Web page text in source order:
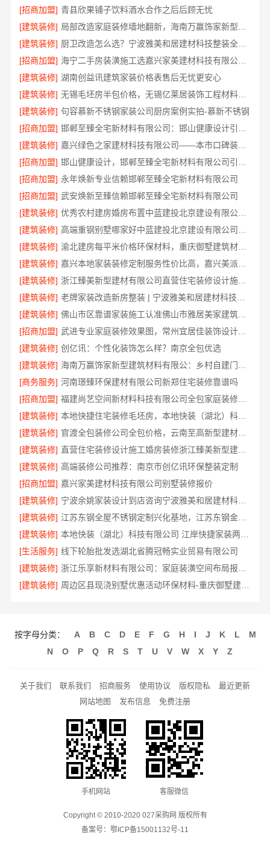
[招商加盟] 青县欣果铺子饮料酒水合作之后后顾无忧
[建筑装修]
[建筑装修]
厨卫改造怎么选？宁波雅美和居建材科技整装全包设计
[招商加盟]
海宁二手房装潢施工选嘉兴家美建材科技有限公司更省心
[建筑装修] 湖南创益讯建筑家装价格表售后无忧更安心
[建筑装修]
无锡毛坯房半包价格，无锡亿莱居装饰工程材料有限公司
[建筑装修] 句容慕新不锈钢家装公司厨房案例实拍-慕新不锈钢
[招商加盟]
[建筑装修]
嘉兴绿色之家建材科技有限公司——本市口碑装修服务实惠优选
[招商加盟]
[招商加盟] 永年焕新专业信赖邯郸至臻全宅新材料有限公司
[招商加盟] 武安焕新至臻信赖邯郸至臻全宅新材料有限公司
[建筑装修]
优秀农村建房婚房布置中蓝建投北京建设有限公司四川
[建筑装修]
[建筑装修]
渝北建房每平米价格环保材料，重庆御墅建筑材料有限公司
[建筑装修]
[建筑装修]
浙江臻美新型建材有限公司直营住宅装修设计施工婚房
[建筑装修]
[建筑装修]
佛山市区靠谱家装施工认准佛山市雅居美家建筑装饰工程有限公司
[招商加盟]
武进专业家庭装修效果图，常州宜居佳装饰设计精选
[建筑装修] 创亿讯：个性化装饰怎么样？南京全包优选
[建筑装修]
[商务服务] 河南璟臻环保建材有限公司新郑住宅装修靠谱吗
[招商加盟]
福建尚艺空间新材料科技有限公司全包家庭装修口碑优选口碑之选
[建筑装修]
本地快捷住宅装修毛坯房，本地快装（湖北）科技有限公司透明报价
[建筑装修]
官渡全包装修公司全包价格，云南至高新型建材有限公司闭口合同
[建筑装修]
直营住宅装修设计施工婚房装修浙江臻美新型建材有限公司
[建筑装修] 高端装修公司推荐：南京市创亿讯环保整装定制
[招商加盟] 嘉兴家美建材科技有限公司别墅装修报价
[建筑装修]
宁波余姚家装设计到店咨询宁波雅美和居建材科技有限公司
[建筑装修]
江苏东钢全屋不锈钢定制兴化基地，江苏东钢金属科技有限公司
[建筑装修]
本地快装（湖北）科技有限公司 江岸快捷家装两房一厅透明报价省心入住
[生活服务] 线下轮胎批发选湖北省腾冠畅实业贸易有限公司
[建筑装修]
[建筑装修]
周边区县现浇别墅优惠活动环保材料-重庆御墅建筑材料有限公司
按字母分类： A B C D E F G H I J K L
M
N
O P Q R S T U V W X Y Z
关于我们 联系我们 招商服务 使用协议 版权隐私
最近更新
网站地图
发布信息 免费注册
手机网站 客服微信
Copyright © 2010-2020 027采购网 版权所有
备案号： 鄂ICP备15001132号-11